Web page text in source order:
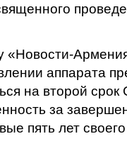
«Новости-
аппарата
на второй срок
за
пять лет